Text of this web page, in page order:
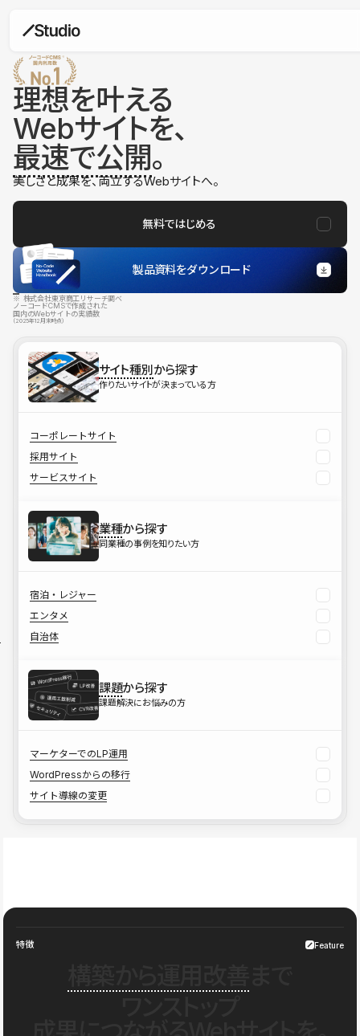
理想を叶える
Webサイトを、
最速で公開。
美しさと成果を、両立するWebサイトへ。
無料ではじめる
製品資料をダウンロード
※ 株式会社東京商工リサーチ調べ
ノーコードCMSで作成された
国内のWebサイトの実績数
（2025年12月末時点）
サイト種別から探す
作りたいサイトが決まっている方
コーポレートサイト
採用サイト
サービスサイト
業種から探す
同業種の事例を知りたい方
宿泊・レジャー
エンタメ
自治体
課題から探す
課題解決にお悩みの方
マーケターでのLP運用
WordPressからの移行
サイト導線の変更
特徴 Feature